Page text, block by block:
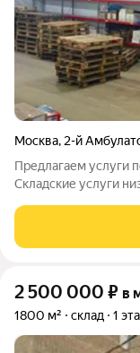
Москва, 2-й
Предлагаем услуги
Складские услуги
(отдельностоящее
Аэропорт на
2 500 000 ₽ в
1800 м² склад 1